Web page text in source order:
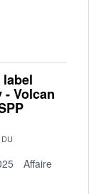
- Volcan
Affaire